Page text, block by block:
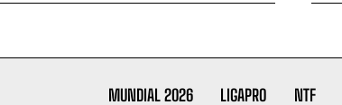
MUNDIAL 2026 LIGAPRO NTF